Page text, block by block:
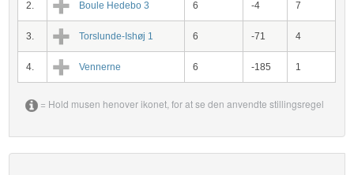
2. Boule Hedebo 3 6 -4 7
3. Torslunde-Ishøj 1 6 -71 4
4. Vennerne 6 -185 1
= Hold musen henover ikonet, for at se den anvendte stillingsregel